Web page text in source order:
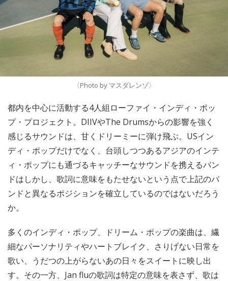
〈Photo by マスダレンゾ〉
都内を中心に活動する4人組ローファイ・インディ・ポッ
プ・プロジェクト。DIIVやThe Drumsからの影響を強く
感じるサウンドは、甘くドリーミーに弾け飛ぶ。USイン
ディ・ポップだけでなく、台頭しつつあるアジアのインテ
ィ・ポップにも通づるキャッチーなサウンドを携えるバン
ドはしかし、歌詞に意味をもたせないという点で上記のバ
ンドと異なるポジションを確立しているのではないだろう
か。
多くのインディ・ポップ、ドリーム・ポップの楽曲は、繊
細なパーソナリティやハートブレイク、さりげない日常を
歌い、うだつの上がらないあの日々をスイートに映し出
す。その一方、Jan fluの歌詞は特定の意味を表さず、歌は